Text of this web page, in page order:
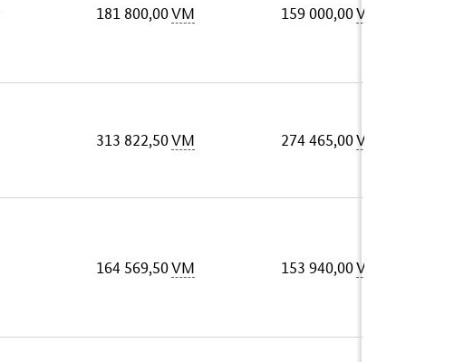
181 800,00VM 159 000,00VM
313 822,50VM 274 465,00VM
164 569,50VM 153 940,00VM